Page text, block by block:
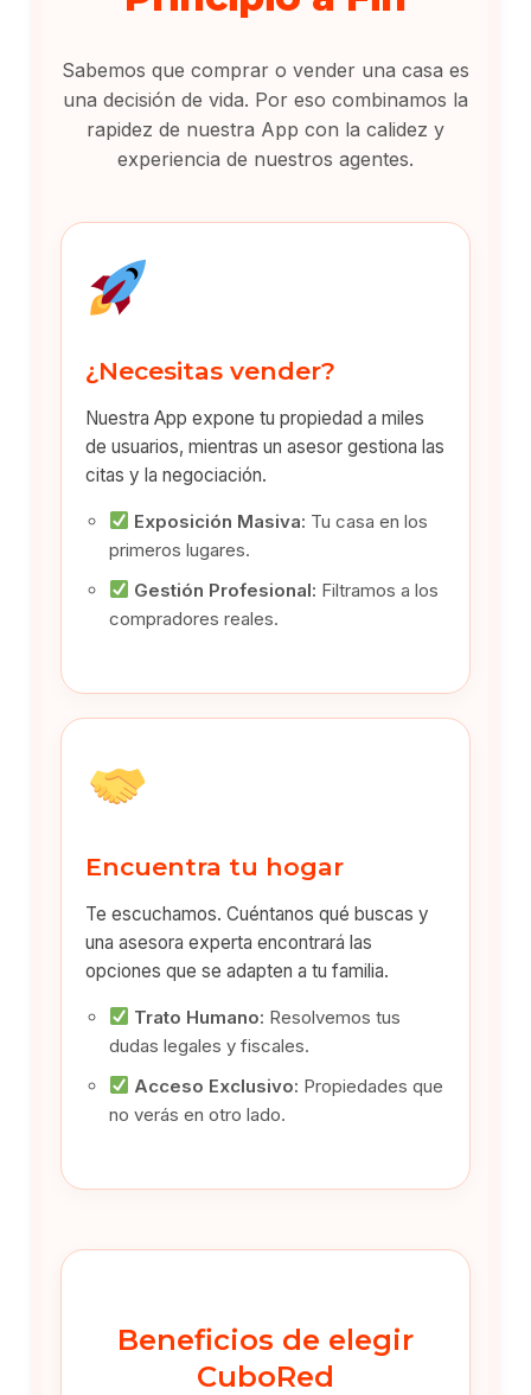
Sabemos que comprar o vender una casa es
una decisión de vida. Por eso combinamos la
rapidez de nuestra App con la calidez y
experiencia de nuestros agentes.
¿Necesitas vender?
Nuestra App expone tu propiedad a miles
de usuarios, mientras un asesor gestiona las
citas y la negociación.
Exposición Masiva: Tu casa en los
primeros lugares.
Gestión Profesional: Filtramos a los
compradores reales.
Encuentra tu hogar
Te escuchamos. Cuéntanos qué buscas y
una asesora experta encontrará las
opciones que se adapten a tu familia.
Trato Humano: Resolvemos tus
dudas legales y fiscales.
Acceso Exclusivo: Propiedades que
no verás en otro lado.
Beneficios de elegir
CuboRed